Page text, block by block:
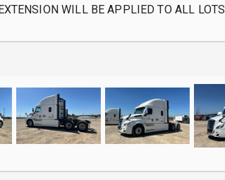
WILL BE APPLIED TO ALL LOTS ;